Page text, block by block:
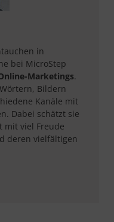
in
bei MicroStep
Marketings.
Bildern
Kanäle mit
Dabei schätzt sie
mit viel Freude
deren vielfältigen